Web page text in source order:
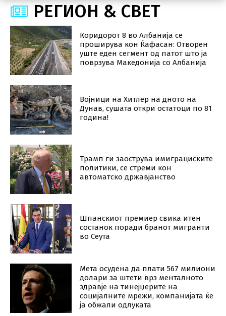
#10MИНУТИ со Бојан Кордалов | 26.7.2024
12:57
Presidentja e re, përpjekja për vjedhje
deputetësh, Qeveria e re | Intervistë me Arbër
Ademin
21:46
#10MИНУТИ Бисера Костадинова-Стојчевска |
05.4.2024
#10Минути - Ѓоко Велковски 29.03.2024
18:31
#10Минути - Курто Дудуш 28.03.2024
14:37
РЕГИОН & СВЕT
Коридорот 8 во Албанија се
проширува кон Ќафасан: Отворен
уште еден сегмент од патот што ја
поврзува Македонија со Албанија
Војници на Хитлер на дното на
Дунав, сушaта откри остатоци по 81
година!
Трамп ги заострува имиграциските
политики, се стреми кон
автоматско државјанство
Шпанскиот премиер свика итен
состанок поради бранот мигранти
во Сеута
Мета осудена да плати 567 милиони
долари за штети врз менталното
здравје на тинејџерите на
социјалните мрежи, компанијата ќе
ја обжали одлуката